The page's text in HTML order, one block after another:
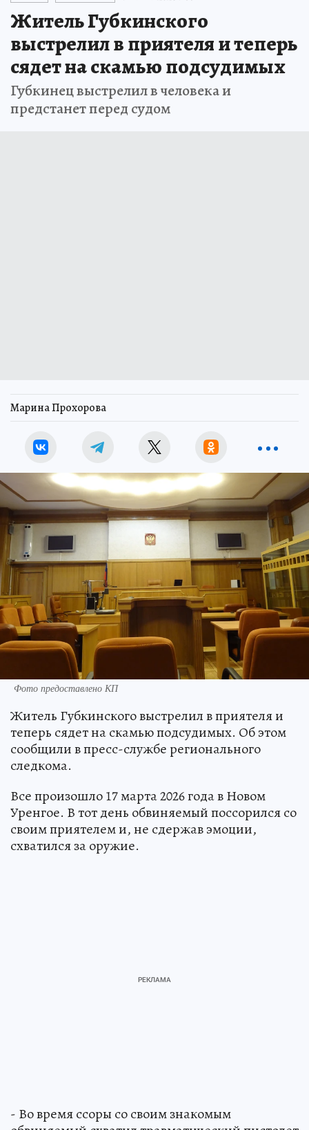
Житель Губкинского
выстрелил в приятеля и теперь
сядет на скамью подсудимых
Губкинец выстрелил в человека и
предстанет перед судом
Марина Прохорова
Фото предоставлено КП
Житель Губкинского выстрелил в приятеля и
теперь сядет на скамью подсудимых. Об этом
сообщили в пресс-службе регионального
следкома.
Все произошло 17 марта 2026 года в Новом
Уренгое. В тот день обвиняемый поссорился со
своим приятелем и, не сдержав эмоции,
схватился за оружие.
- Во время ссоры со своим знакомым